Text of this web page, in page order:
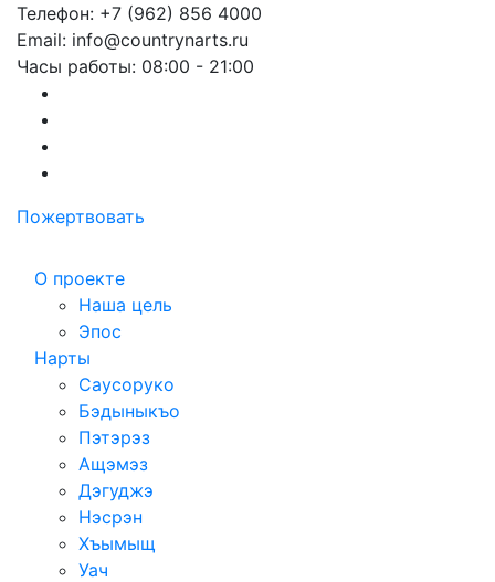
Телефон: +7 (962) 856 4000
Email: info@countrynarts.ru
Часы работы: 08:00 - 21:00
Пожертвовать
О проекте
Наша цель
Эпос
Нарты
Саусоруко
Бэдыныкъо
Пэтэрэз
Ащэмэз
Дэгуджэ
Нэсрэн
Хъымыщ
Уач